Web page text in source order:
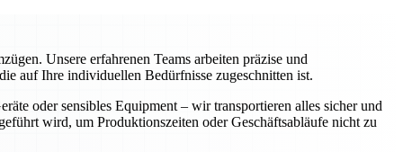
Unsere erfahrenen Teams arbeiten präzise und
auf Ihre individuellen Bedürfnisse zugeschnitten ist.
oder sensibles Equipment – wir transportieren alles sicher und
wird, um Produktionszeiten oder Geschäftsabläufe nicht zu